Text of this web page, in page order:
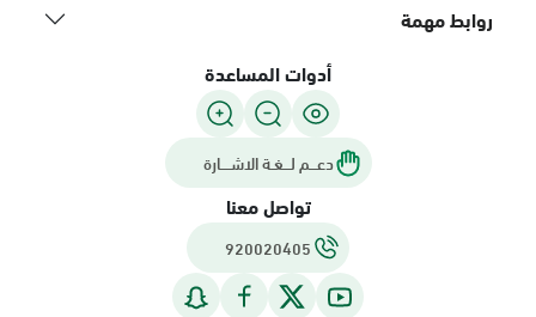
روابط مهمة
أدوات المساعدة
دعـــم لـــغـة الاشــــارة
تواصل معنا
920020405